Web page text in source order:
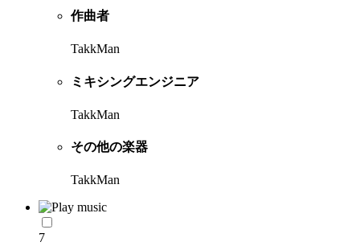
作曲者
TakkMan
ミキシングエンジニア
TakkMan
その他の楽器
TakkMan
7